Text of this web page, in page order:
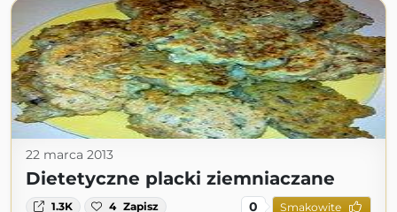
22 marca 2013
Dietetyczne placki ziemniaczane
1.3K 4 Zapisz 0 Smakowite